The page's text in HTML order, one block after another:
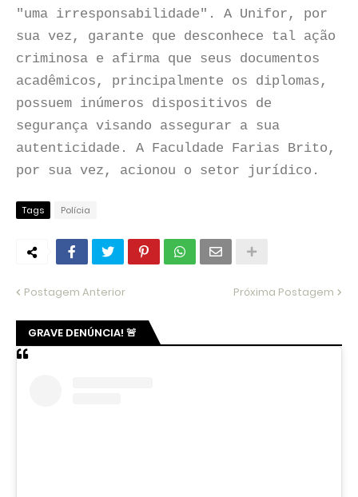
"uma irresponsabilidade". A Unifor, por
sua vez, garante que desconhece tal ação
criminosa e afirma que seus documentos
acadêmicos, principalmente os diplomas,
possuem inúmeros dispositivos de
segurança visando assegurar a sua
autenticidade. A Faculdade Farias Brito,
por sua vez, acionou o setor jurídico.
Tags Polícia
Postagem Anterior Próxima Postagem
GRAVE DENÚNCIA! 🚨